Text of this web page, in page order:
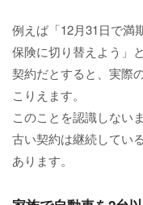
例えば「12月31日で満
保険に切り替えよう」
契約だとすると、実際
こりえます。
このことを認識しない
古い契約は継続してい
あります。